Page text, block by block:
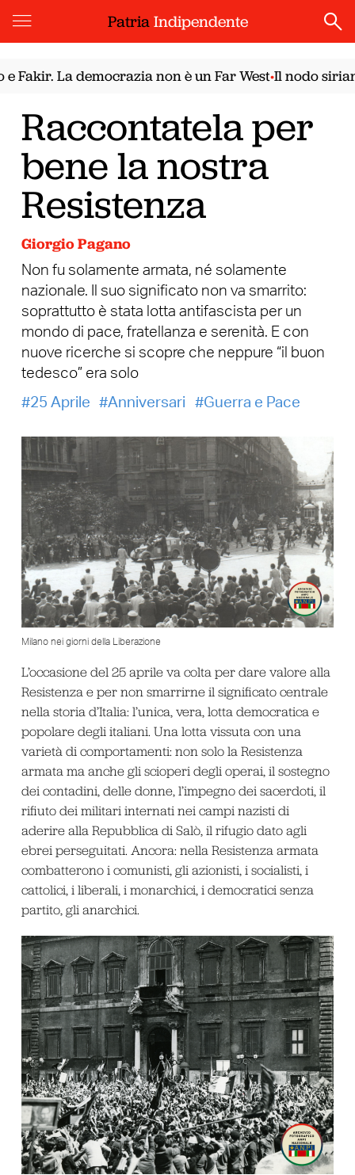
PatriaIndipendente
La democrazia non è un Far West•Il nodo siriano. Il
Raccontatela per
bene la nostra
Resistenza
Giorgio Pagano
Non fu solamente armata, né solamente
nazionale. Il suo significato non va smarrito:
soprattutto è stata lotta antifascista per un
mondo di pace, fratellanza e serenità. E con
nuove ricerche si scopre che neppure “il buon
tedesco” era solo
25 Aprile
Anniversari Guerra e Pace
Milano nei giorni della Liberazione
L’occasione del 25 aprile va colta per dare valore alla
Resistenza e per non smarrirne il significato centrale
nella storia d’Italia: l’unica, vera, lotta democratica e
popolare degli italiani. Una lotta vissuta con una
varietà di comportamenti: non solo la Resistenza
armata ma anche gli scioperi degli operai, il sostegno
dei contadini, delle donne, l’impegno dei sacerdoti, il
rifiuto dei militari internati nei campi nazisti di
aderire alla Repubblica di Salò, il rifugio dato agli
ebrei perseguitati. Ancora: nella Resistenza armata
combatterono i comunisti, gli azionisti, i socialisti, i
cattolici, i liberali, i monarchici, i democratici senza
partito, gli anarchici.